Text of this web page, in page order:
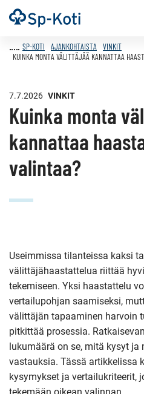
Siirry
sisältöön
Etusivu
SP-KOTI AJANKOHTAISTA VINKIT
KUINKA MONTA VÄLITTÄJÄÄ KANNATTAA
7.7.2026 VINKIT
Kuinka monta
kannattaa
valintaa?
Useimmissa tilanteissa kaksi
välittäjähaastattelua riittää
tekemiseen. Yksi haastattelu
vertailupohjan saamiseksi,
välittäjän tapaaminen harvoin
pitkittää prosessia.
lukumäärä on se, mitä kysyt ja
vastauksia. Tässä artikkelissa
kysymykset ja vertailukriteerit,